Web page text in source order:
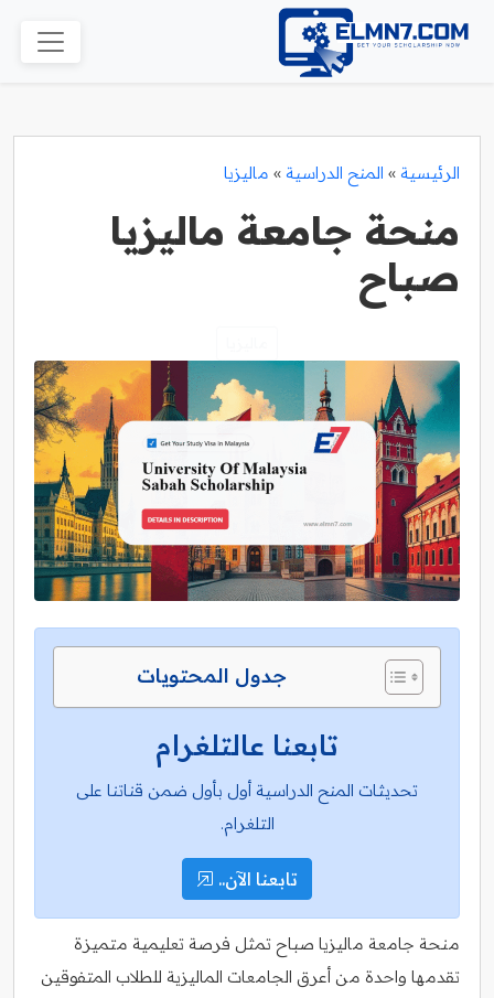
الرئيسية » المنح الدراسية » ماليزيا
منحة جامعة ماليزيا
صباح
جدول المحتويات
تابعنا عالتلغرام
تحديثات المنح الدراسية أول بأول ضمن قناتنا على
التلغرام.
تابعنا الآن..
منحة جامعة ماليزيا صباح تمثل فرصة تعليمية متميزة
تقدمها واحدة من أعرق الجامعات الماليزية للطلاب المتفوقين